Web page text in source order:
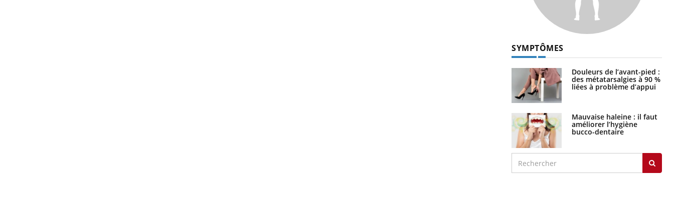
SYMPTÔMES
Douleurs de l’avant-pied :
des métatarsalgies à 90 %
liées à problème d’appui
Mauvaise haleine : il faut
améliorer l’hygiène
bucco-dentaire